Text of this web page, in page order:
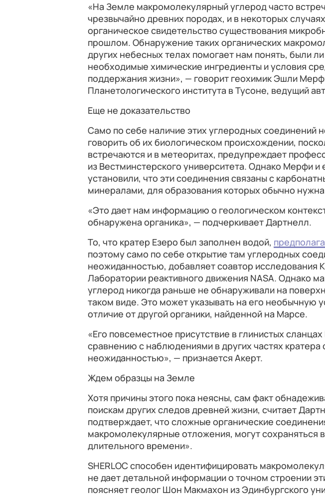
«На Земле макромолекулярный углерод часто
чрезвычайно древних породах, и в некоторых
органическое свидетельство существования
прошлом. Обнаружение таких органических
других небесных телах помогает нам понять, были
необходимые химические ингредиенты и условия
поддержания жизни», — говорит геохимик Эшли
Планетологического института в Тусоне, ведущий
Еще не доказательство
Само по себе наличие этих углеродных соединений
говорить об их биологическом происхождении,
встречаются и в метеоритах, предупреждает
из Вестминстерского университета. Однако Мерфи и
установили, что эти соединения связаны с
минералами, для образования которых обычно
«Это дает нам информацию о геологическом
обнаружена органика», — подчеркивает Дартнелл.
То, что кратер Езеро был заполнен водой,
поэтому само по себе открытие там углеродных
неожиданностью, добавляет соавтор исследования
Лаборатории реактивного движения NASA. Однако
углерод никогда раньше не обнаруживали на
таком виде. Это может указывать на его необычную
отличие от другой органики, найденной на Марсе.
«Его повсеместное присутствие в глинистых
сравнению с наблюдениями в других частях кратера
неожиданностью», — признается Акерт.
Ждем образцы на Земле
Хотя причины этого пока неясны, сам факт
поискам других следов древней жизни, считает
подтверждает, что сложные органические
макромолекулярные отложения, могут сохраняться
длительного времени».
SHERLOC способен идентифицировать
не дает детальной информации о точном строении
поясняет геолог Шон Макмахон из Эдинбургского